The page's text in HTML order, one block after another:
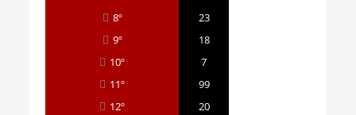
8º
23
9º
18
10º
7
11º
99
12º
20